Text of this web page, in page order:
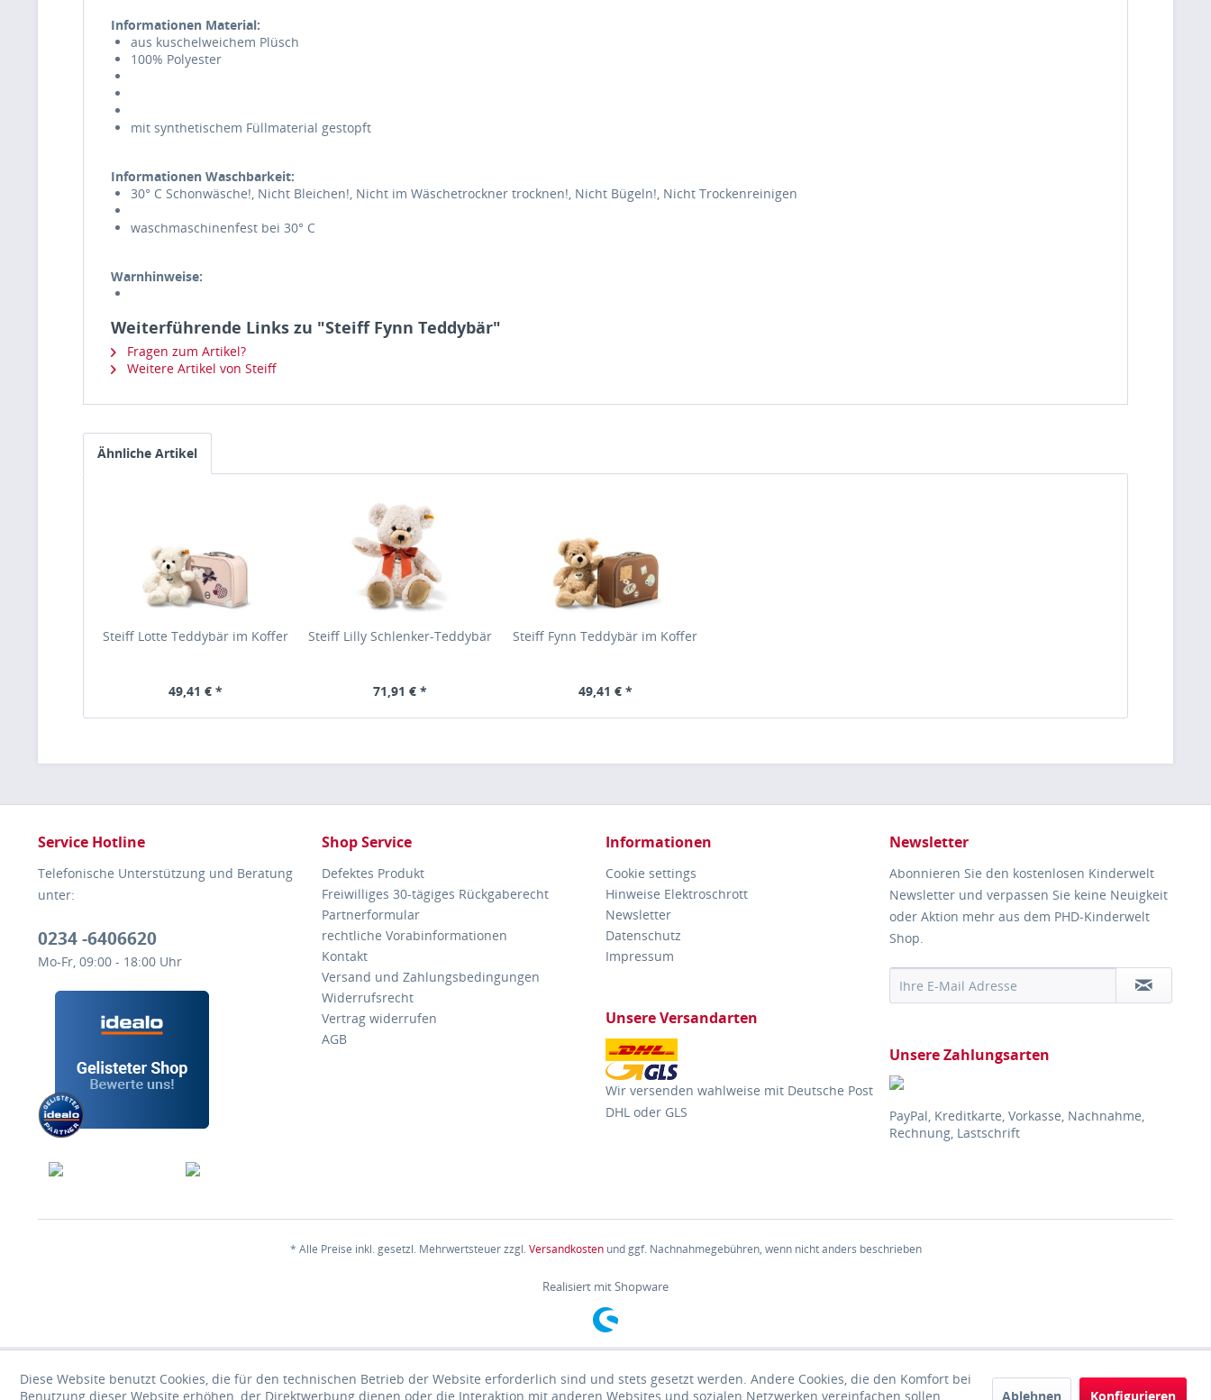
Informationen Material:
aus kuschelweichem Plüsch
100% Polyester
mit synthetischem Füllmaterial gestopft
Informationen Waschbarkeit:
30° C Schonwäsche!, Nicht Bleichen!, Nicht im Wäschetrockner trocknen!, Nicht Bügeln!, Nicht Trockenreinigen
waschmaschinenfest bei 30° C
Warnhinweise:
Weiterführende Links zu "Steiff Fynn Teddybär"
Fragen zum Artikel?
Weitere Artikel von Steiff
Ähnliche Artikel
Steiff Lotte Teddybär im Koffer
49,41 € *
Steiff Lilly Schlenker-Teddybär
71,91 € *
Steiff Fynn Teddybär im Koffer
49,41 € *
Service Hotline
Telefonische Unterstützung und Beratung
unter:
0234 -6406620
Mo-Fr, 09:00 - 18:00 Uhr
Shop Service
Defektes Produkt
Freiwilliges 30-tägiges Rückgaberecht
Partnerformular
rechtliche Vorabinformationen
Kontakt
Versand und Zahlungsbedingungen
Widerrufsrecht
Vertrag widerrufen
AGB
Informationen
Cookie settings
Hinweise Elektroschrott
Newsletter
Datenschutz
Impressum
Unsere Versandarten
Wir versenden wahlweise mit Deutsche Post
DHL oder GLS
Newsletter
Abonnieren Sie den kostenlosen Kinderwelt
Newsletter und verpassen Sie keine Neuigkeit
oder Aktion mehr aus dem PHD-Kinderwelt
Shop.
Unsere Zahlungsarten
PayPal, Kreditkarte, Vorkasse, Nachnahme,
Rechnung, Lastschrift
* Alle Preise inkl. gesetzl. Mehrwertsteuer zzgl.Versandkostenund ggf. Nachnahmegebühren, wenn nicht anders beschrieben
Realisiert mit Shopware
Diese Website benutzt Cookies, die für den technischen Betrieb der Website erforderlich sind und stets gesetzt werden. Andere Cookies, die den Komfort bei
Benutzung dieser Website erhöhen, der Direktwerbung dienen oder die Interaktion mit anderen Websites und sozialen Netzwerken vereinfachen sollen,
Ablehnen Konfigurieren